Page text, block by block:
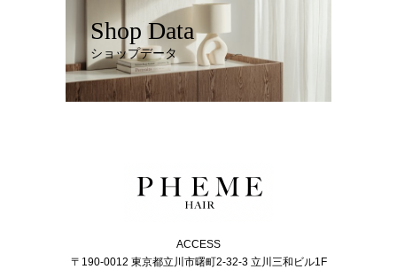
Shop Data
ショップデータ
ACCESS
〒190-0012 東京都立川市曙町2-32-3 立川三和ビル1F